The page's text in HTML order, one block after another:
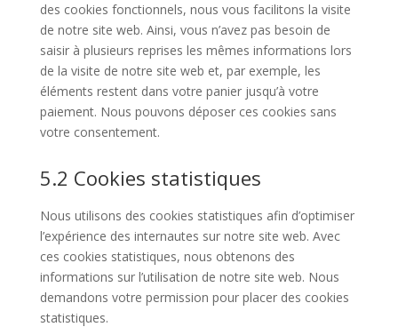
des cookies fonctionnels, nous vous facilitons la visite
de notre site web. Ainsi, vous n’avez pas besoin de
saisir à plusieurs reprises les mêmes informations lors
de la visite de notre site web et, par exemple, les
éléments restent dans votre panier jusqu’à votre
paiement. Nous pouvons déposer ces cookies sans
votre consentement.
5.2 Cookies statistiques
Nous utilisons des cookies statistiques afin d’optimiser
l’expérience des internautes sur notre site web. Avec
ces cookies statistiques, nous obtenons des
informations sur l’utilisation de notre site web. Nous
demandons votre permission pour placer des cookies
statistiques.